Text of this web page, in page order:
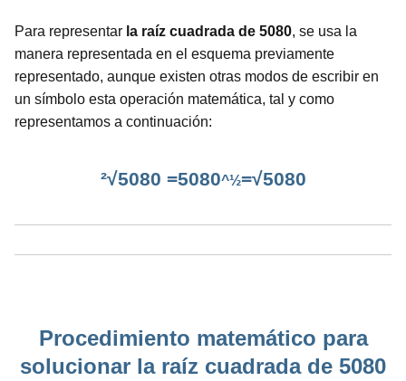
Para representar la raíz cuadrada de 5080, se usa la
manera representada en el esquema previamente
representado, aunque existen otras modos de escribir en
un símbolo esta operación matemática, tal y como
representamos a continuación:
²√5080 =5080^½=√5080
Procedimiento matemático para
solucionar la raíz cuadrada de 5080